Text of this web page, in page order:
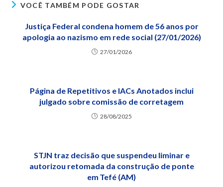
VOCÊ TAMBÉM PODE GOSTAR
Justiça Federal condena homem de 56 anos por
apologia ao nazismo em rede social (27/01/2026)
27/01/2026
Página de Repetitivos e IACs Anotados inclui
julgado sobre comissão de corretagem
28/08/2025
STJN traz decisão que suspendeu liminar e
autorizou retomada da construção de ponte
em Tefé (AM)